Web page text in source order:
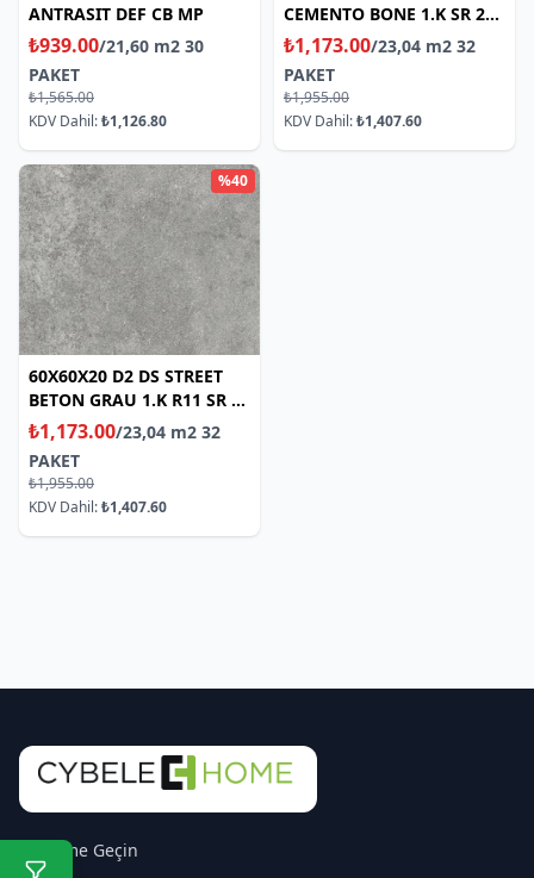
ANTRASIT DEF CB MP
₺939.00/21,60 m2 30
PAKET
₺1,565.00
KDV Dahil:₺1,126.80
CEMENTO BONE 1.K SR 2
CM
₺1,173.00/23,04 m2 32
PAKET
₺1,955.00
KDV Dahil:₺1,407.60
%40
60X60X20 D2 DS STREET
BETON GRAU 1.K R11 SR 2
CM
₺1,173.00/23,04 m2 32
PAKET
₺1,955.00
KDV Dahil:₺1,407.60
İletişime Geçin